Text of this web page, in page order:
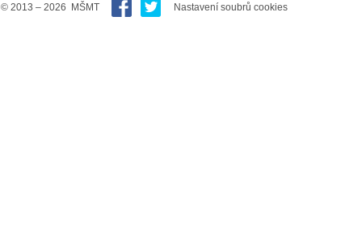
© 2013 – 2026 MŠMT Nastavení soubrů cookies